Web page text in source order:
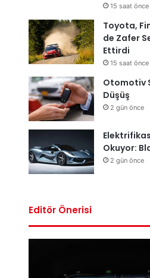
15 saat önce
Toyota,
de Zafer
Ettirdi
15 saat önce
Otomotiv
Düşüş
2 gün önce
Okuyor:
2 gün önce
Editör Önerisi